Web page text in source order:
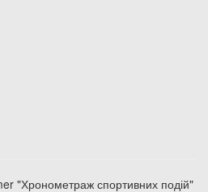
"Хронометраж спортивних подій"